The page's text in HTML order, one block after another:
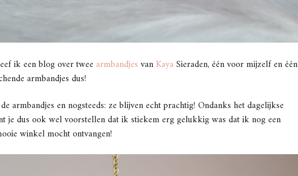
ik een blog over twee armbandjesvanKayaSieraden, één voor mijzelf en één
armbandjes dus!
armbandjes en nogsteeds: ze blijven echt prachtig! Ondanks het dagelijkse
je dus ook wel voorstellen dat ik stiekem erg gelukkig was dat ik nog een
winkel mocht ontvangen!